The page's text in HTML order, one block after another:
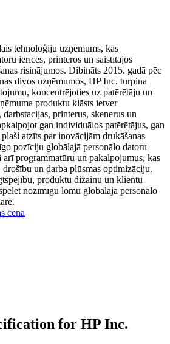
tehnoloģiju uzņēmums, kas
ierīcēs, printeros un saistītajos
risinājumos. Dibināts 2015. gadā pēc
divos uzņēmumos, HP Inc. turpina
koncentrējoties uz patērētāju un
produktu klāsts ietver
printerus, skenerus un
gan individuālos patērētājus, gan
atzīts par inovācijām drukāšanas
pozīciju globālajā personālo datoru
programmatūru un pakalpojumus, kas
un darba plūsmas optimizāciju.
produktu dizainu un klientu
nozīmīgu lomu globālajā personālo
cena
for HP Inc.